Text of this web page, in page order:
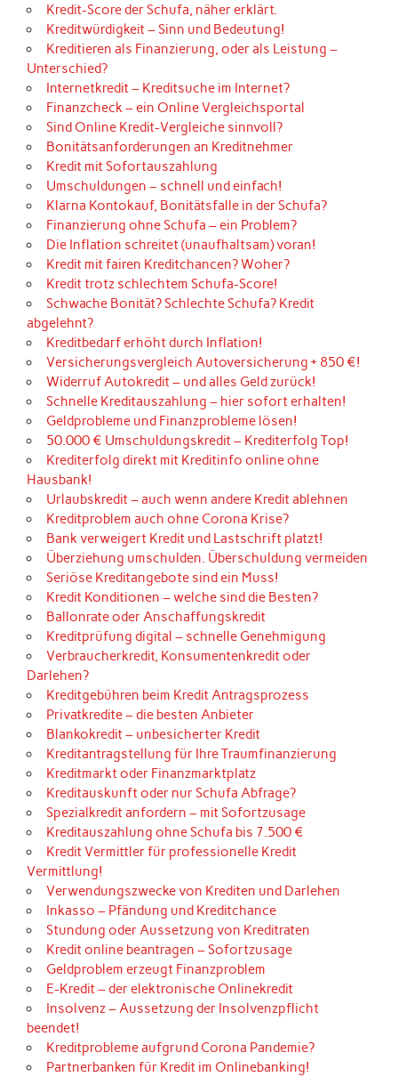
Kredit-Score der Schufa, näher erklärt.
Kreditwürdigkeit – Sinn und Bedeutung!
Kreditieren als Finanzierung, oder als Leistung –
Unterschied?
Internetkredit – Kreditsuche im Internet?
Finanzcheck – ein Online Vergleichsportal
Sind Online Kredit-Vergleiche sinnvoll?
Bonitätsanforderungen an Kreditnehmer
Kredit mit Sofortauszahlung
Umschuldungen – schnell und einfach!
Klarna Kontokauf, Bonitätsfalle in der Schufa?
Finanzierung ohne Schufa – ein Problem?
Die Inflation schreitet (unaufhaltsam) voran!
Kredit mit fairen Kreditchancen? Woher?
Kredit trotz schlechtem Schufa-Score!
Schwache Bonität? Schlechte Schufa? Kredit
abgelehnt?
Kreditbedarf erhöht durch Inflation!
Versicherungsvergleich Autoversicherung + 850 €!
Widerruf Autokredit – und alles Geld zurück!
Schnelle Kreditauszahlung – hier sofort erhalten!
Geldprobleme und Finanzprobleme lösen!
50.000 € Umschuldungskredit – Krediterfolg Top!
Krediterfolg direkt mit Kreditinfo online ohne
Hausbank!
Urlaubskredit – auch wenn andere Kredit ablehnen
Kreditproblem auch ohne Corona Krise?
Bank verweigert Kredit und Lastschrift platzt!
Überziehung umschulden. Überschuldung vermeiden
Seriöse Kreditangebote sind ein Muss!
Kredit Konditionen – welche sind die Besten?
Ballonrate oder Anschaffungskredit
Kreditprüfung digital – schnelle Genehmigung
Verbraucherkredit, Konsumentenkredit oder
Darlehen?
Kreditgebühren beim Kredit Antragsprozess
Privatkredite – die besten Anbieter
Blankokredit – unbesicherter Kredit
Kreditantragstellung für Ihre Traumfinanzierung
Kreditmarkt oder Finanzmarktplatz
Kreditauskunft oder nur Schufa Abfrage?
Spezialkredit anfordern – mit Sofortzusage
Kreditauszahlung ohne Schufa bis 7.500 €
Kredit Vermittler für professionelle Kredit
Vermittlung!
Verwendungszwecke von Krediten und Darlehen
Inkasso – Pfändung und Kreditchance
Stundung oder Aussetzung von Kreditraten
Kredit online beantragen – Sofortzusage
Geldproblem erzeugt Finanzproblem
E-Kredit – der elektronische Onlinekredit
Insolvenz – Aussetzung der Insolvenzpflicht
beendet!
Kreditprobleme aufgrund Corona Pandemie?
Partnerbanken für Kredit im Onlinebanking!